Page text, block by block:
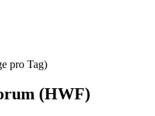
pro Tag)
(HWF)